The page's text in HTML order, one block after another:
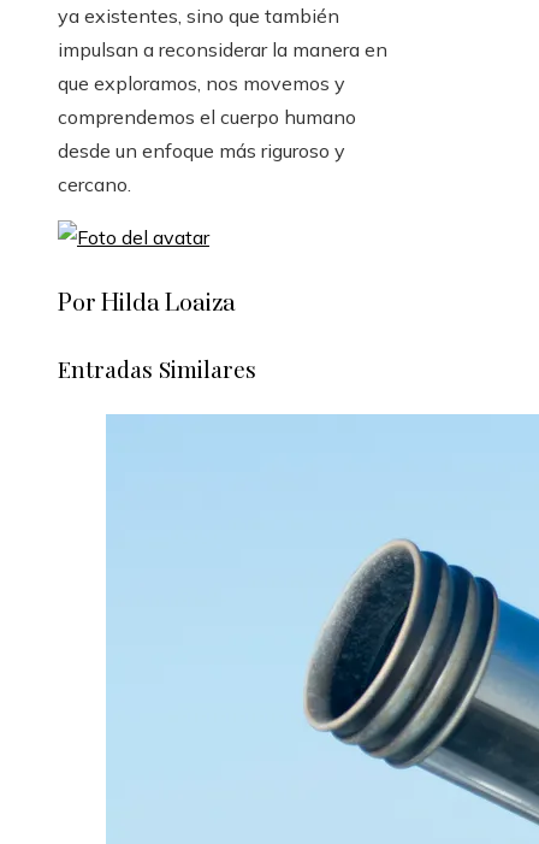
ya existentes, sino que también
impulsan a reconsiderar la manera en
que exploramos, nos movemos y
comprendemos el cuerpo humano
desde un enfoque más riguroso y
cercano.
Por Hilda Loaiza
Entradas Similares